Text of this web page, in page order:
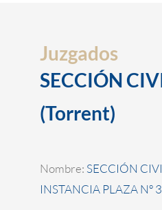
Juzgados
SECCIÓN
(Torrent)
Nombre: SECCIÓN
INSTANCIA PLAZA Nº